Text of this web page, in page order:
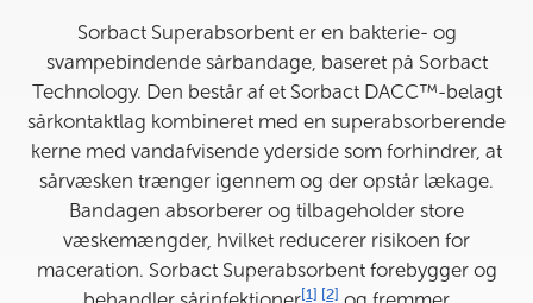
Sorbact Superabsorbent er en bakterie- og
svampebindende sårbandage, baseret på Sorbact
Technology. Den består af et Sorbact DACC™-belagt
sårkontaktlag kombineret med en superabsorberende
kerne med vandafvisende yderside som forhindrer, at
sårvæsken trænger igennem og der opstår lækage.
Bandagen absorberer og tilbageholder store
væskemængder, hvilket reducerer risikoen for
maceration. Sorbact Superabsorbent forebygger og
[1]
Se referenceinformation
[2]
Se referenceinformation